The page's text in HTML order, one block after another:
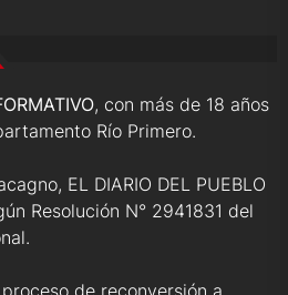
, con más de 18 años
Río Primero.
EL DIARIO DEL PUEBLO
Resolución N° 2941831 del